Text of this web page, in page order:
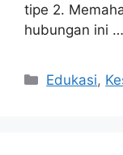
tipe 2.
hubungan ini …
Kategori
Edukasi,